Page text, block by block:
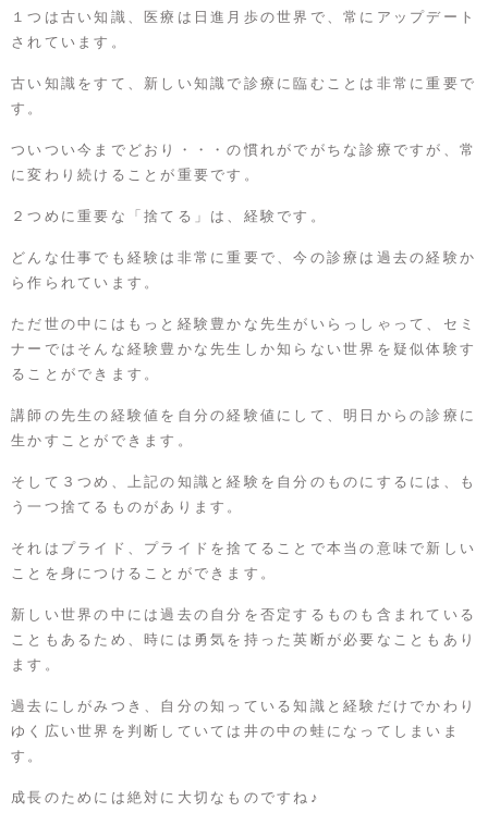
１つは古い知識、医療は日進月歩の世界で、常にアップデート
されています。
古い知識をすて、新しい知識で診療に臨むことは非常に重要で
す。
ついつい今までどおり・・・の慣れがでがちな診療ですが、常
に変わり続けることが重要です。
２つめに重要な「捨てる」は、経験です。
どんな仕事でも経験は非常に重要で、今の診療は過去の経験か
ら作られています。
ただ世の中にはもっと経験豊かな先生がいらっしゃって、セミ
ナーではそんな経験豊かな先生しか知らない世界を疑似体験す
ることができます。
講師の先生の経験値を自分の経験値にして、明日からの診療に
生かすことができます。
そして３つめ、上記の知識と経験を自分のものにするには、も
う一つ捨てるものがあります。
それはプライド、プライドを捨てることで本当の意味で新しい
ことを身につけることができます。
新しい世界の中には過去の自分を否定するものも含まれている
こともあるため、時には勇気を持った英断が必要なこともあり
ます。
過去にしがみつき、自分の知っている知識と経験だけでかわり
ゆく広い世界を判断していては井の中の蛙になってしまいま
す。
成長のためには絶対に大切なものですね♪